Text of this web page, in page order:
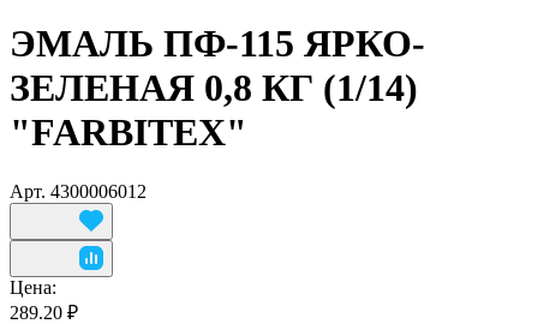
ЭМАЛЬ ПФ-115 ЯРКО-
ЗЕЛЕНАЯ 0,8 КГ (1/14)
"FARBITEX"
Арт. 4300006012
Цена:
289.20 ₽